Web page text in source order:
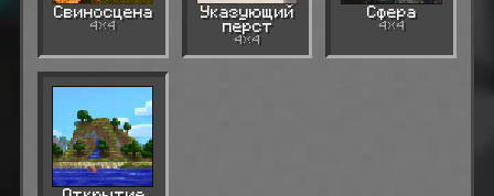
Свиносцена
4×4
Указующий
перст
4×4
Сфера
4×4